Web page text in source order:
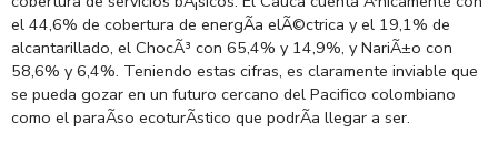
el 44,6% de cobertura de energÃ­a elÃ©ctrica y el 19,1% de
alcantarillado, el ChocÃ³ con 65,4% y 14,9%, y NariÃ±o con
58,6% y 6,4%. Teniendo estas cifras, es claramente inviable que
se pueda gozar en un futuro cercano del Pacifico colombiano
como el paraÃ­so ecoturÃ­stico que podrÃ­a llegar a ser.